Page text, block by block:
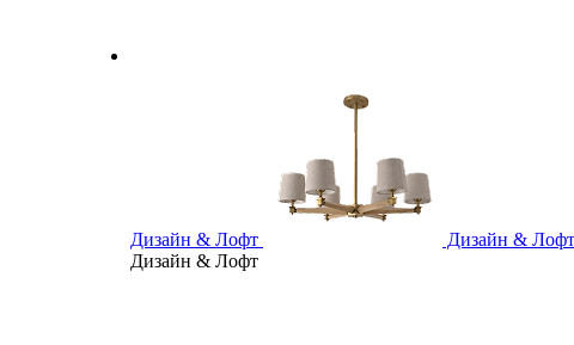
Дизайн & Лофт
Дизайн & Лофт
Дизайн & Лофт